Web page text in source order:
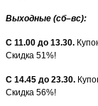
Выходные (сб–вс):
С 11.00 до 13.30.
Скидка 51%!
С 14.45 до 23.30.
Скидка 56%!